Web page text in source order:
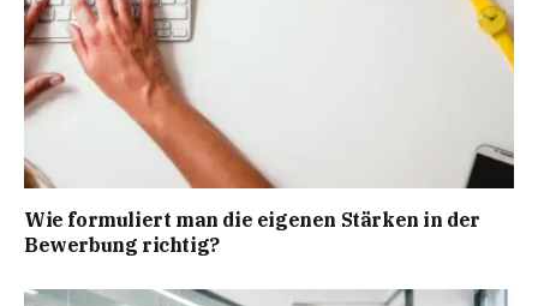
Wie formuliert man die eigenen Stärken in der
Bewerbung richtig?